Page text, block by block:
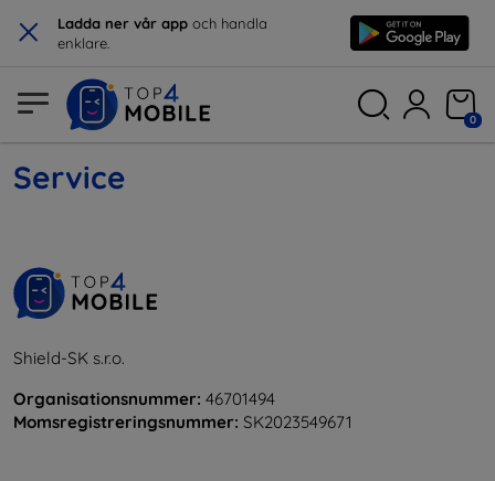
× Ladda ner vår app och handla
enklare.
0
Service
Shield-SK s.r.o.
Organisationsnummer: 46701494
Momsregistreringsnummer: SK2023549671